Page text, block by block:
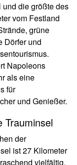
die größte des
vom Festland
grüne
Dörfer und
Napoleons
als eine
für
und Genießer.
Trauminsel
der
ist 27 Kilometer
vielfältig.